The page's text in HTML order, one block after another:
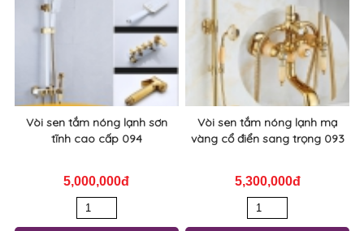
Vòi sen tắm nóng lạnh sơn
tĩnh cao cấp 094
5,000,000đ
Vòi sen tắm nóng lạnh mạ
vàng cổ điển sang trọng 093
5,300,000đ